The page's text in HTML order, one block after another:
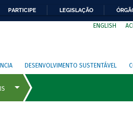
PARTICIPE LEGISLAÇÃO
ENGLISH
DESENVOLVIMENTO SUSTENTÁVEL